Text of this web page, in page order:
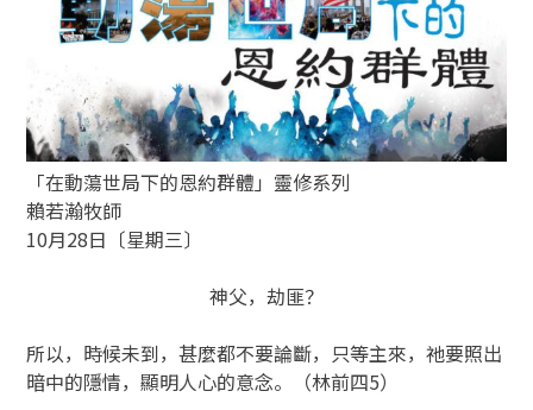
「在動蕩世局下的恩約群體」靈修系列
賴若瀚牧師
10月28日〔星期三〕
神父，劫匪？
所以，時候未到，甚麼都不要論斷，只等主來，祂要照出
暗中的隱情，顯明人心的意念。（林前四5）